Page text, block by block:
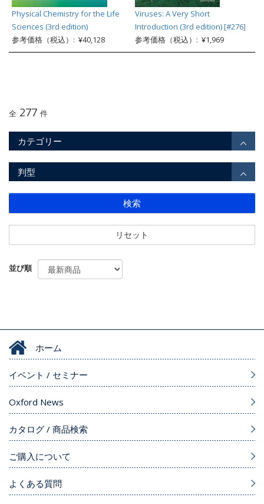
Physical Chemistry for the Life
Sciences (3rd edition)
参考価格（税込）: ¥40,128
Viruses: A Very Short
Introduction (3rd edition) [#276]
参考価格（税込）: ¥1,969
全 277 件
カテゴリー
判型
検索
リセット
並び順
ホーム
イベント / セミナー
Oxford News
カタログ / 商品検索
ご購入について
よくある質問